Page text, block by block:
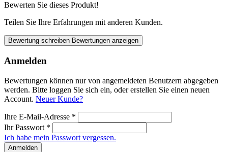
Bewerten Sie dieses Produkt!
Teilen Sie Ihre Erfahrungen mit anderen Kunden.
Bewertung schreiben Bewertungen anzeigen
Anmelden
Bewertungen können nur von angemeldeten Benutzern abgegeben
werden. Bitte loggen Sie sich ein, oder erstellen Sie einen neuen
Account. Neuer Kunde?
Ihre E-Mail-Adresse *
Ihr Passwort *
Ich habe mein Passwort vergessen.
Anmelden